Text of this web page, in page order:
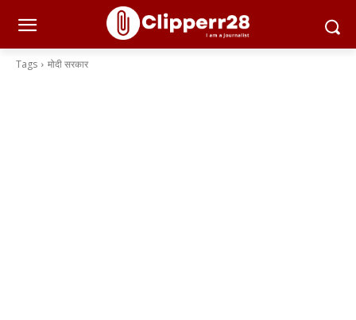
Tags मोदी सरकार